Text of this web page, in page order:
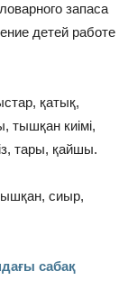
запаса
детей работе
қатық,
тышқан киімі,
тары, қайшы.
сиыр,
сабақ